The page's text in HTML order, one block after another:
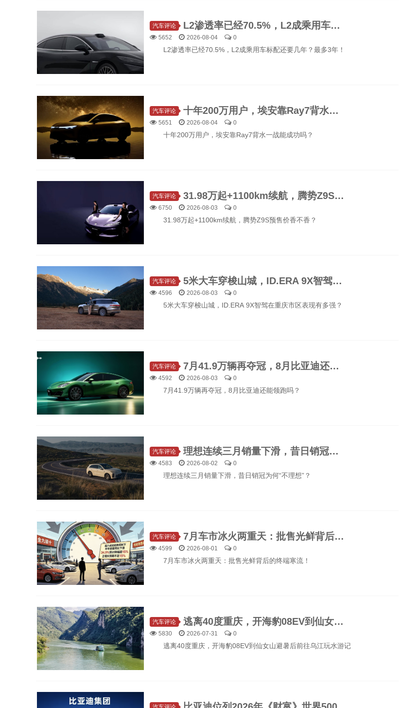
汽车评论 L2渗透率已经70.5%，L2成乘用车标配还要几年？最多3年！
5652 2026-08-04 0
L2渗透率已经70.5%，L2成乘用车标配还要几年？最多3年！
汽车评论 十年200万用户，埃安靠Ray7背水一战能成功吗？
5651 2026-08-04 0
十年200万用户，埃安靠Ray7背水一战能成功吗？
汽车评论 31.98万起+1100km续航，腾势Z9S预售价香不香？
6750 2026-08-03 0
31.98万起+1100km续航，腾势Z9S预售价香不香？
汽车评论 5米大车穿梭山城，ID.ERA 9X智驾在重庆市区表现有多强？
4596 2026-08-03 0
5米大车穿梭山城，ID.ERA 9X智驾在重庆市区表现有多强？
汽车评论 7月41.9万辆再夺冠，8月比亚迪还能领跑吗？
4592 2026-08-03 0
7月41.9万辆再夺冠，8月比亚迪还能领跑吗？
汽车评论 理想连续三月销量下滑，昔日销冠为何“不理想”？
4583 2026-08-02 0
理想连续三月销量下滑，昔日销冠为何“不理想”？
汽车评论 7月车市冰火两重天：批售光鲜背后的终端寒流！
4599 2026-08-01 0
7月车市冰火两重天：批售光鲜背后的终端寒流！
汽车评论 逃离40度重庆，开海豹08EV到仙女山避暑后前往乌江玩水游记
5830 2026-07-31 0
逃离40度重庆，开海豹08EV到仙女山避暑后前往乌江玩水游记